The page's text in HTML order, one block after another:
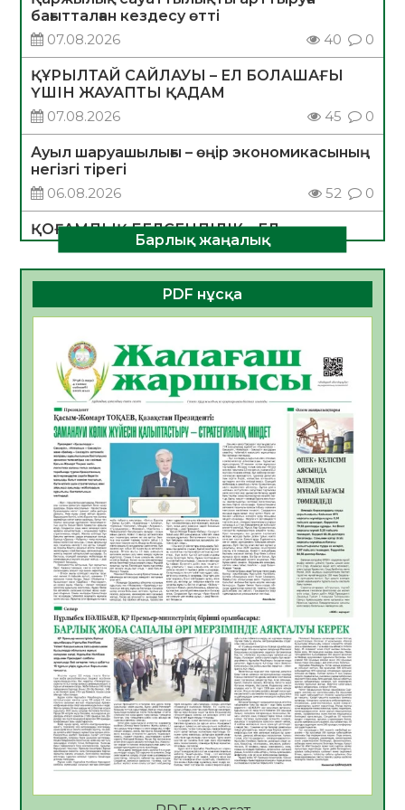
бағытталған кездесу өтті
07.08.2026
40 0
ҚҰРЫЛТАЙ САЙЛАУЫ – ЕЛ БОЛАШАҒЫ
ҮШІН ЖАУАПТЫ ҚАДАМ
07.08.2026
45 0
Ауыл шаруашылығы – өңір экономикасының
негізгі тірегі
06.08.2026
52 0
ҚОҒАМДЫҚ БЕЛСЕНДІЛІК – ЕЛ
ДАМУЫНЫҢ НЕГІЗІ
06.08.2026
50 0
ҚҰРЫЛТАЙ САЙЛАУЫ – БОЛАШАҚҚА
БАСТАР ЖАУАПТЫ ТАҢДАУ
06.08.2026
Инфекциялық ауруларға қарсы иммундау
жұмыстарының тиімділігі
06.08.2026
54
Көкжөтел ауруы туралы
06.08.2026
52
АПВ вакцинасы туралы мәлімет
06.08.2026
50
Open Air: Қызылорда облысы полиция
департаменті 20 мыңнан астам
көрерменнің қауіпсіздігін қамтамасыз етті
06.08.2026
63
ҚЫЗЫЛОРДАДА «САНАЛЫ ҰРПАҚ –
ЖАРҚЫН БОЛАШАҚ» АТТЫ КЕҢЕЙТІЛГЕН
МӘЖІЛІС ӨТТІ
05.08.2026
64
Қазақстан Орталық Азиядағы көшуге ең
Барлық жаңалық
PDF нұсқа